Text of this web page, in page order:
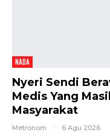
NADA
Nyeri Sendi
Medis Yang
Masyarakat
Metronom 6 Agu 2026